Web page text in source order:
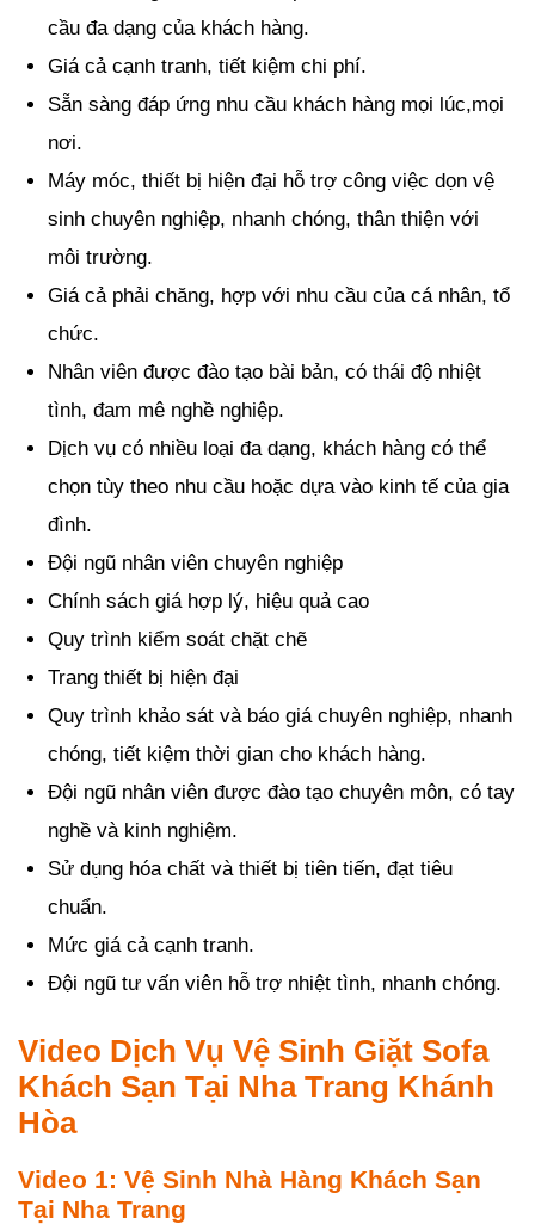
cầu đa dạng của khách hàng.
Giá cả cạnh tranh, tiết kiệm chi phí.
Sẵn sàng đáp ứng nhu cầu khách hàng mọi lúc,mọi
nơi.
Máy móc, thiết bị hiện đại hỗ trợ công việc dọn vệ
sinh chuyên nghiệp, nhanh chóng, thân thiện với
môi trường.
Giá cả phải chăng, hợp với nhu cầu của cá nhân, tổ
chức.
Nhân viên được đào tạo bài bản, có thái độ nhiệt
tình, đam mê nghề nghiệp.
Dịch vụ có nhiều loại đa dạng, khách hàng có thể
chọn tùy theo nhu cầu hoặc dựa vào kinh tế của gia
đình.
Đội ngũ nhân viên chuyên nghiệp
Chính sách giá hợp lý, hiệu quả cao
Quy trình kiểm soát chặt chẽ
Trang thiết bị hiện đại
Quy trình khảo sát và báo giá chuyên nghiệp, nhanh
chóng, tiết kiệm thời gian cho khách hàng.
Đội ngũ nhân viên được đào tạo chuyên môn, có tay
nghề và kinh nghiệm.
Sử dụng hóa chất và thiết bị tiên tiến, đạt tiêu
chuẩn.
Mức giá cả cạnh tranh.
Đội ngũ tư vấn viên hỗ trợ nhiệt tình, nhanh chóng.
Video Dịch Vụ Vệ Sinh Giặt Sofa
Khách Sạn Tại Nha Trang Khánh
Hòa
Video 1: Vệ Sinh Nhà Hàng Khách Sạn
Tại Nha Trang